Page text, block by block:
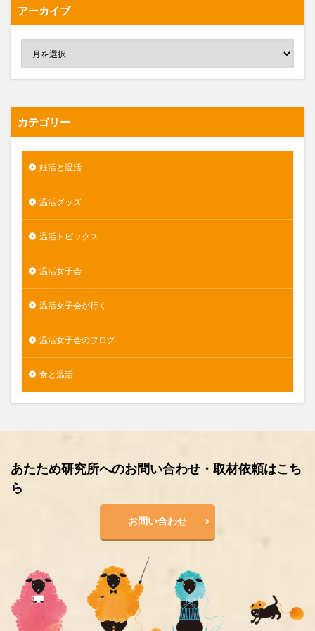
アーカイブ
カテゴリー
妊活と温活
温活グッズ
温活トピックス
温活女子会
温活女子会が行く
温活女子会のブログ
食と温活
あたため研究所へのお問い合わせ・取材依頼はこち
ら
お問い合わせ